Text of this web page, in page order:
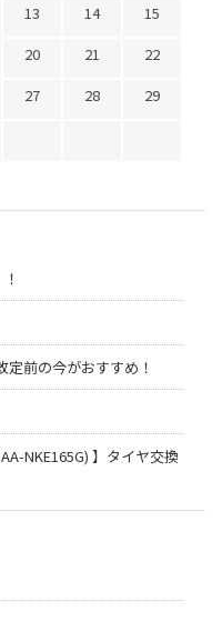
13 14
15
20 21
22
27 28
29
前の今がおすすめ！
NKE165G) 】タイヤ交換